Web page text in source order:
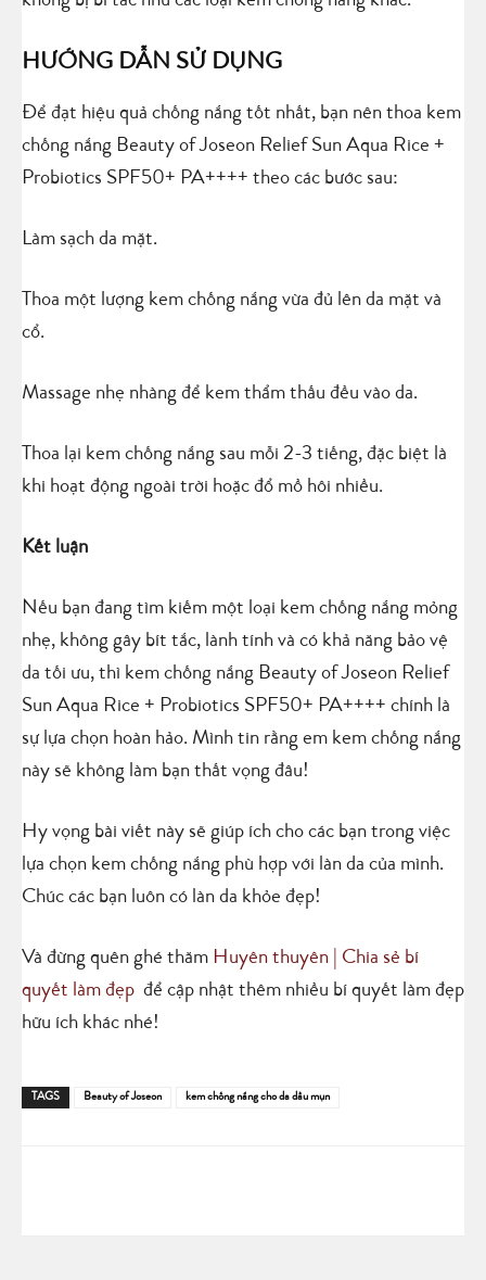
HƯỚNG DẪN SỬ DỤNG
Để đạt hiệu quả chống nắng tốt nhất, bạn nên thoa kem
chống nắng Beauty of Joseon Relief Sun Aqua Rice +
Probiotics SPF50+ PA++++ theo các bước sau:
Làm sạch da mặt.
Thoa một lượng kem chống nắng vừa đủ lên da mặt và
cổ.
Massage nhẹ nhàng để kem thẩm thấu đều vào da.
Thoa lại kem chống nắng sau mỗi 2-3 tiếng, đặc biệt là
khi hoạt động ngoài trời hoặc đổ mồ hôi nhiều.
Kết luận
Nếu bạn đang tìm kiếm một loại kem chống nắng mỏng
nhẹ, không gây bít tắc, lành tính và có khả năng bảo vệ
da tối ưu, thì kem chống nắng Beauty of Joseon Relief
Sun Aqua Rice + Probiotics SPF50+ PA++++ chính là
sự lựa chọn hoàn hảo. Mình tin rằng em kem chống nắng
này sẽ không làm bạn thất vọng đâu!
Hy vọng bài viết này sẽ giúp ích cho các bạn trong việc
lựa chọn kem chống nắng phù hợp với làn da của mình.
Chúc các bạn luôn có làn da khỏe đẹp!
Và đừng quên ghé thăm Huyên thuyên | Chia sẻ bí
quyết làm đẹp để cập nhật thêm nhiều bí quyết làm đẹp
hữu ích khác nhé!
TAGS Beauty of Joseon kem chống nắng cho da dầu mụn